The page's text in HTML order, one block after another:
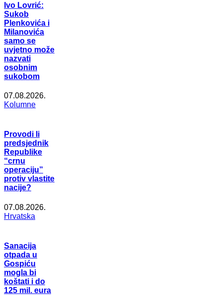
Ivo Lovrić:
Sukob
Plenkovića i
Milanovića
samo se
uvjetno može
nazvati
osobnim
sukobom
07.08.2026.
Kolumne
Provodi li
predsjednik
Republike
“crnu
operaciju”
protiv vlastite
nacije?
07.08.2026.
Hrvatska
Sanacija
otpada u
Gospiću
mogla bi
koštati i do
125 mil. eura